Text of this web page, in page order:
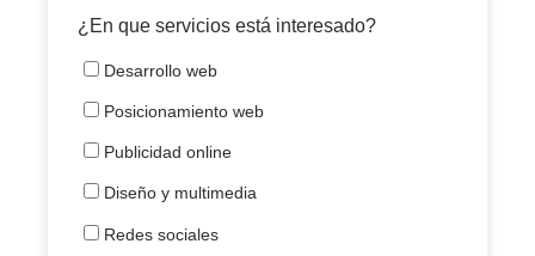
¿En que servicios está interesado?
Desarrollo web
Posicionamiento web
Publicidad online
Diseño y multimedia
Redes sociales